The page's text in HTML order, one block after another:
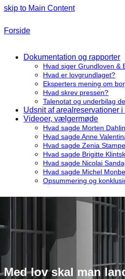
skip to Main Content
Forside
Dokumentation og rapporter
Hvad siger Grundloven &
Hvad er lovgrundlaget?
Eksperters mening om
Hvad skrev pressen?
Talenotat og underbilag
Udsnit af arealreservationer
Videoer, vælgermøde
Hvad sagde Morten
Hvad sagde Anne
Hvad sagde Zenia
Hvad sagde Brigitte
Hvad sagde Nicolai
Hvad sagde Michel
Opsummering og
Med lov skal man